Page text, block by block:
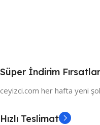
Süper İndirim
ceyizci.com her hafta yeni
Hızlı Teslimat